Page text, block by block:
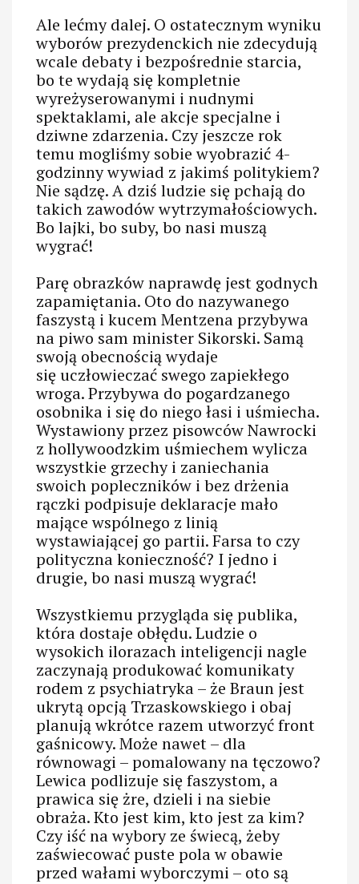
Ale lećmy dalej. O ostatecznym wyniku
wyborów prezydenckich nie zdecydują
wcale debaty i bezpośrednie starcia,
bo te wydają się kompletnie
wyreżyserowanymi i nudnymi
spektaklami, ale akcje specjalne i
dziwne zdarzenia. Czy jeszcze rok
temu mogliśmy sobie wyobrazić 4-
godzinny wywiad z jakimś politykiem?
Nie sądzę. A dziś ludzie się pchają do
takich zawodów wytrzymałościowych.
Bo lajki, bo suby, bo nasi muszą
wygrać!
Parę obrazków naprawdę jest godnych
zapamiętania. Oto do nazywanego
faszystą i kucem Mentzena przybywa
na piwo sam minister Sikorski. Samą
swoją obecnością wydaje
się uczłowieczać swego zapiekłego
wroga. Przybywa do pogardzanego
osobnika i się do niego łasi i uśmiecha.
Wystawiony przez pisowców Nawrocki
z hollywoodzkim uśmiechem wylicza
wszystkie grzechy i zaniechania
swoich popleczników i bez drżenia
rączki podpisuje deklaracje mało
mające wspólnego z linią
wystawiającej go partii. Farsa to czy
polityczna konieczność? I jedno i
drugie, bo nasi muszą wygrać!
Wszystkiemu przygląda się publika,
która dostaje obłędu. Ludzie o
wysokich ilorazach inteligencji nagle
zaczynają produkować komunikaty
rodem z psychiatryka – że Braun jest
ukrytą opcją Trzaskowskiego i obaj
planują wkrótce razem utworzyć front
gaśnicowy. Może nawet – dla
równowagi – pomalowany na tęczowo?
Lewica podlizuje się faszystom, a
prawica się żre, dzieli i na siebie
obraża. Kto jest kim, kto jest za kim?
Czy iść na wybory ze świecą, żeby
zaświecować puste pola w obawie
przed wałami wyborczymi – oto są